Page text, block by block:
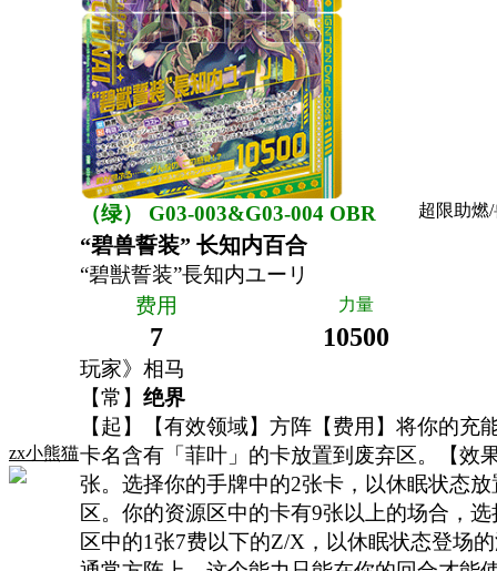
zx小熊猫
（绿） G03-003&G03-004 OBR 超限助燃
“碧兽誓装” 长知内百合
“碧獣誓装”長知内ユーリ
费用
力量
7 10500
玩家》相马
【常】 绝界
【起】【有效领域】方阵【费用】将你的充
卡名含有「菲叶」的卡放置到废弃区。【效
张。选择你的手牌中的2张卡，以休眠状态
区。你的资源区中的卡有9张以上的场合，
区中的1张7费以下的Z/X，以休眠状态登场